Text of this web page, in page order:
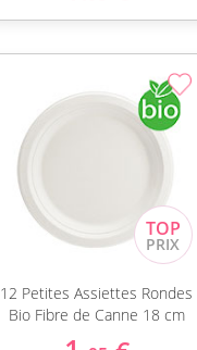
12 Petites Assiettes Rondes
Bio Fibre de Canne 18 cm